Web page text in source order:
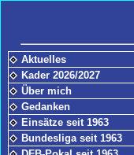
Aktuelles
Kader 2026/2027
Über mich
Gedanken
Einsätze seit 1963
Bundesliga seit 1963